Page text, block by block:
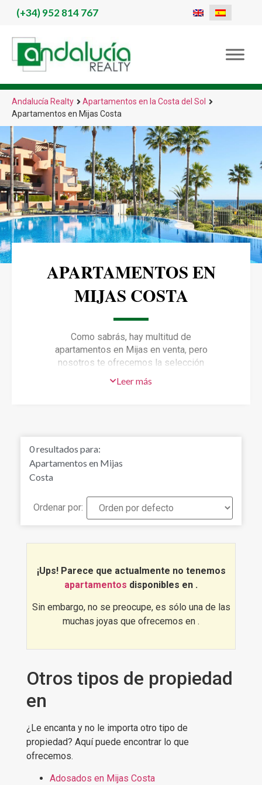
(+34)952 814 767
Andalucía Realty
Apartamentos en la Costa del Sol
Apartamentos en Mijas Costa
APARTAMENTOS EN
MIJAS COSTA
Como sabrás, hay multitud de
apartamentos en Mijas en venta, pero
nosotros te ofrecemos la selección
vistas al mar, junto al golf, o en
preferencias. Descubre los
apartamentos en Mijas que tanto
tiempo llevabas deseando:
Leer más
0resultados para:
Apartamentos en Mijas
Costa
Ordenar por:
¡Ups! Parece que actualmente no tenemos
apartamentos disponibles en .
Sin embargo, no se preocupe, es sólo una de las
muchas joyas que ofrecemos en .
Otros tipos de propiedad
en
¿Le encanta y no le importa otro tipo de
propiedad? Aquí puede encontrar lo que
ofrecemos.
Adosados en Mijas Costa